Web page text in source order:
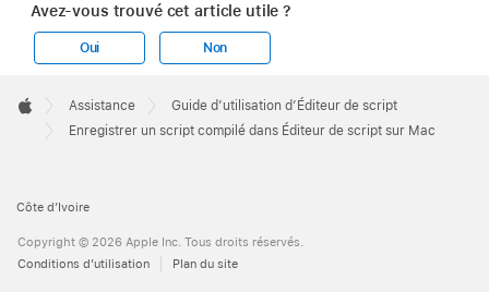
Avez-vous trouvé cet article utile ?
Oui Non
Footer

Apple
Assistance
Guide d’utilisation d’Éditeur de script
Enregistrer un script compilé dans Éditeur de script sur Mac
Côte d’Ivoire
Copyright © 2026 Apple Inc. Tous droits réservés.
Conditions d’utilisation
Plan du site